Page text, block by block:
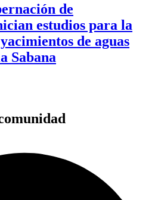
de
estudios para la
de aguas
Sabana